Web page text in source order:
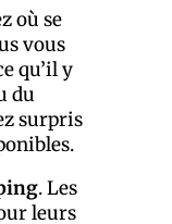
où se
vous
qu’il y
du
surpris
. Les
leurs